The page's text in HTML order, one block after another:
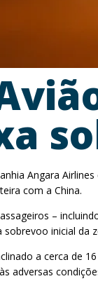
Angara
com a China.
–
inicial da
a cerca de
adversas